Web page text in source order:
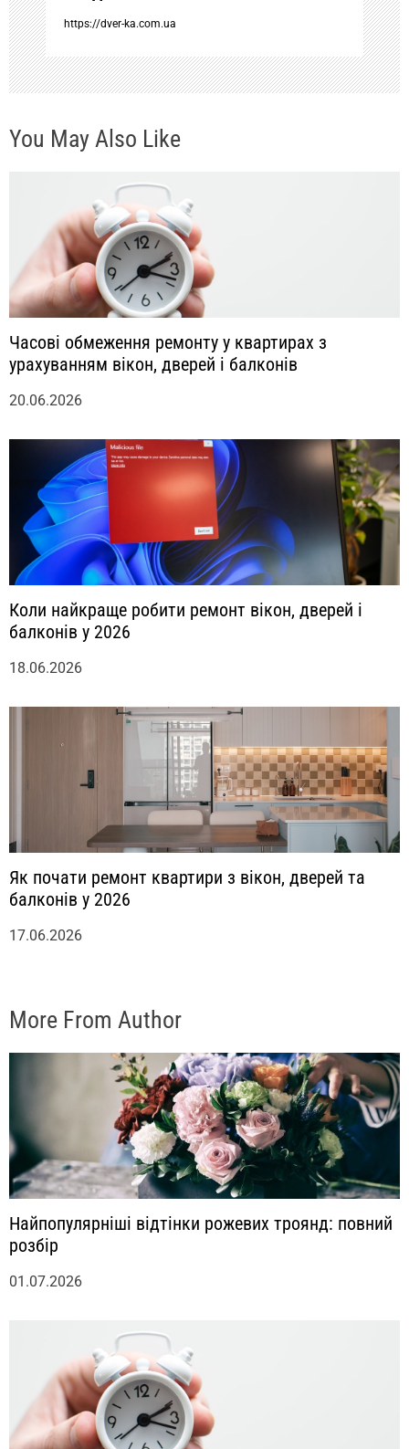
п
и
с
я
https://dver-ka.com.ua
You May Also Like
Часові обмеження ремонту у квартирах з
урахуванням вікон, дверей і балконів
20.06.2026
Коли найкраще робити ремонт вікон, дверей і
балконів у 2026
18.06.2026
Як почати ремонт квартири з вікон, дверей та
балконів у 2026
17.06.2026
More From Author
Найпопулярніші відтінки рожевих троянд: повний
розбір
01.07.2026